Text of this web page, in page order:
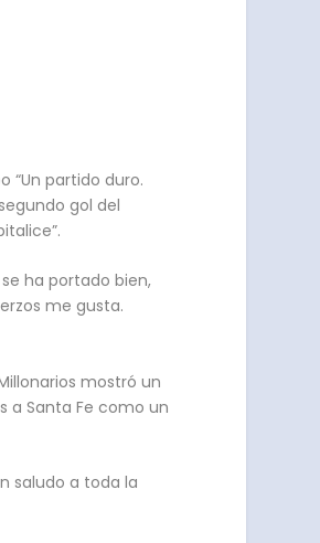
“Un partido duro.
gol del
ha portado bien,
me gusta.
mostró un
a Santa Fe como un
saludo a toda la